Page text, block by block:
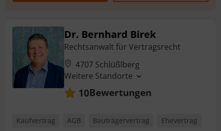
Dr. Bernhard Birek
Rechtsanwalt für Vertragsrecht
4707 Schlüßlberg
Weitere Standorte
10Bewertungen
Kaufvertrag AGB Bauträgervertrag
Ehevertrag